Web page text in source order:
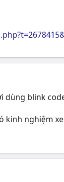
dùng blink
kinh nghiệm